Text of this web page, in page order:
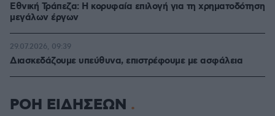
Εθνική Τράπεζα: Η κορυφαία επιλογή για τη χρηματοδότηση
μεγάλων έργων
Διασκεδάζουμε υπεύθυνα, επιστρέφουμε με ασφάλεια
29.07.2026, 09:39
ΡΟΗ ΕΙΔΗΣΕΩΝ